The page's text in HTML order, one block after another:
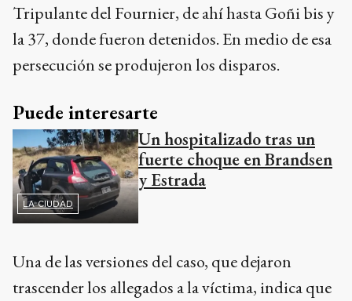
Tripulante del Fournier, de ahí hasta Goñi bis y
la 37, donde fueron detenidos. En medio de esa
persecución se produjeron los disparos.
Puede interesarte
LA CIUDAD
Un hospitalizado tras un
fuerte choque en Brandsen
y Estrada
Una de las versiones del caso, que dejaron
trascender los allegados a la víctima, indica que